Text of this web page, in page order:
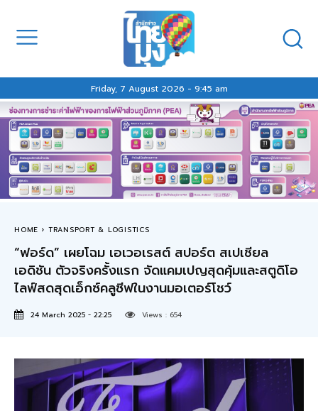
Friday, 7 August 2026 - 9:45 am
HOME TRANSPORT & LOGISTICS
“ฟอร์ด” เผยโฉม เอเวอเรสต์ สปอร์ต สเปเชียล
เอดิชัน ตัวจริงครั้งแรก จัดแคมเปญสุดคุ้มและสตูดิโอ
ไลฟ์สดสุดเอ็กซ์คลูซีฟในงานมอเตอร์โชว์
24 March 2025 - 22:25 Views : 654